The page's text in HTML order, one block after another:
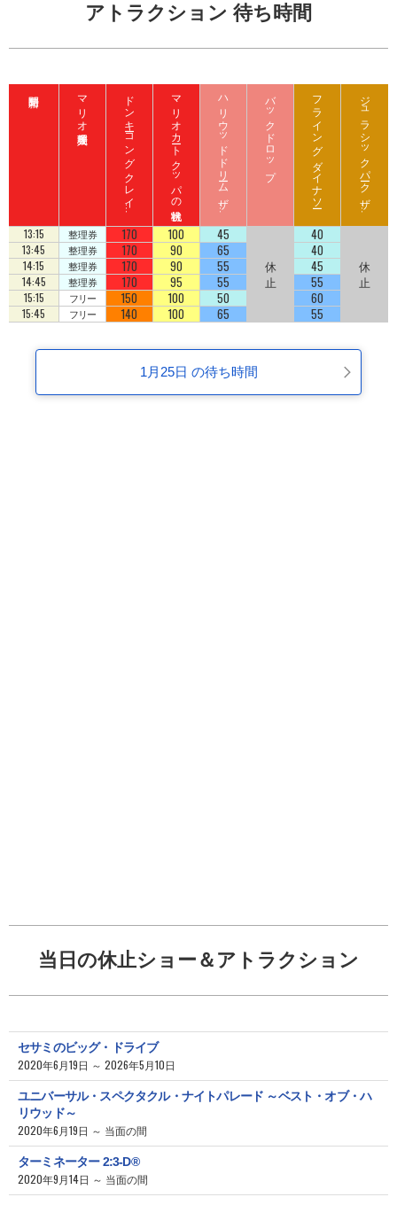
アトラクション 待ち時間
マリオ入場整理券 ド
ン
キ
ーコ
ン
グ
ク
レ
イ
ジ
ート
ロ
ッ
コ
マリオカート クッパの挑戦状 ハ
リ
ウ
ッ
ド
ド
リ
ーム
ザ
ラ
イ
ド
バックドロップ フライング ダイナソー ジ
ュ
ラ
シ
ッ
ク
パ
ーク
ザ
ラ
イ
ド
13:15 整理券 170 100 45 40
13:45 整理券 170 90 65 40
14:15 整理券 170 90 55 休 45 休
14:45 整理券 170 95 55 止 55 止
15:15 フリー 150 100 50 60
15:45 フリー 140 100 65 55
1月25日 の待ち時間
当日の休止ショー＆アトラクション
セサミのビッグ・ドライブ
2020年6月19日 ～ 2026年5月10日
ユニバーサル・スペクタクル・ナイトパレード ～ベスト・オブ・ハ
リウッド～
2020年6月19日 ～ 当面の間
ターミネーター 2:3-D®
2020年9月14日 ～ 当面の間